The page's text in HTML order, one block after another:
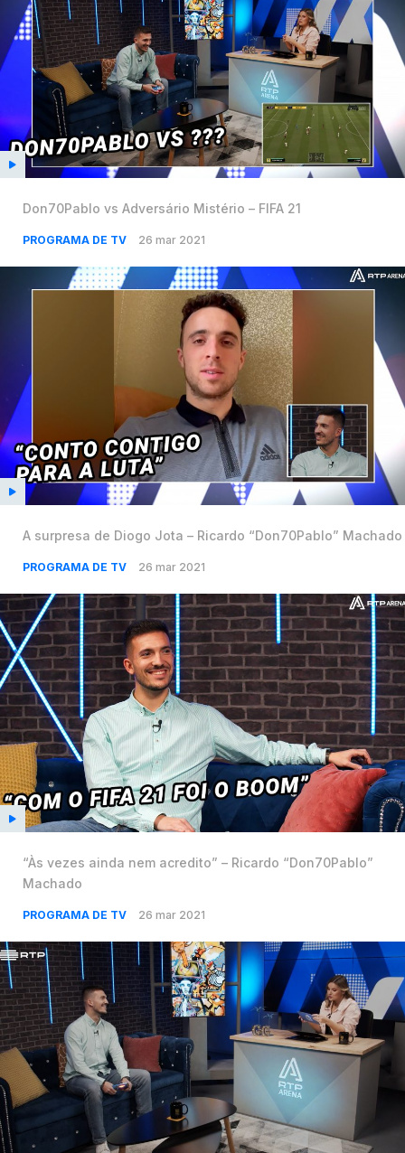
Don70Pablo vs Adversário Mistério – FIFA 21
PROGRAMA DE TV 26 mar 2021
A surpresa de Diogo Jota – Ricardo “Don70Pablo” Machado
PROGRAMA DE TV 26 mar 2021
“Às vezes ainda nem acredito” – Ricardo “Don70Pablo”
Machado
PROGRAMA DE TV 26 mar 2021